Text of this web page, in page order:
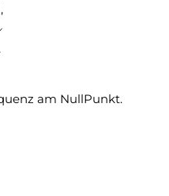
am NullPunkt.